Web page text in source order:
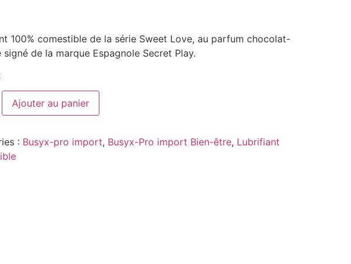
100% comestible de la série Sweet Love, au parfum chocolat-
signé de la marque Espagnole Secret Play.
Ajouter au panier
: Busyx-pro import, Busyx-Pro import Bien-être, Lubrifiant